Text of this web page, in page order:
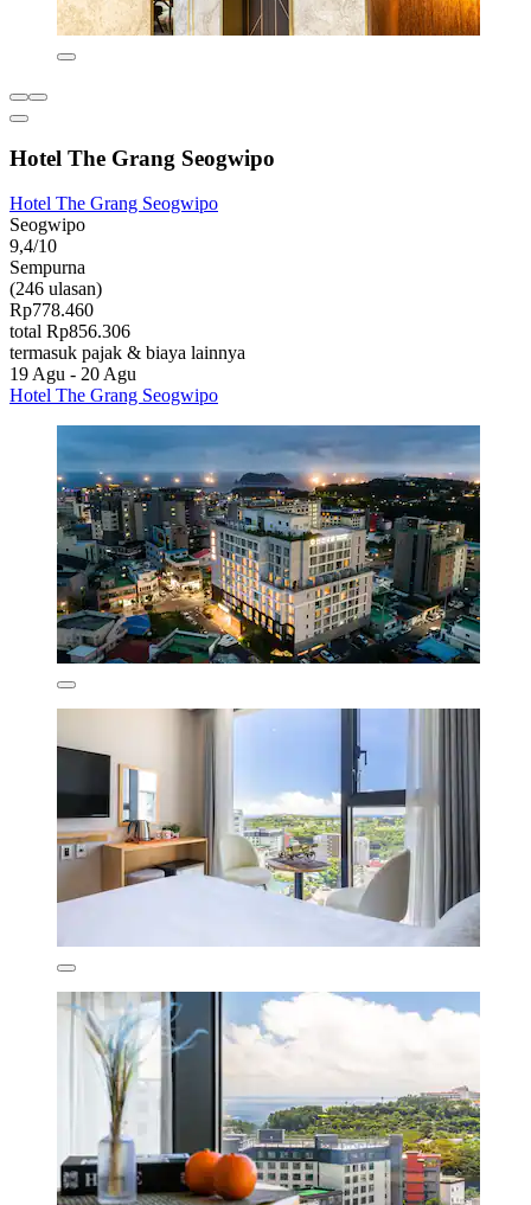
Hotel The Grang Seogwipo
Hotel The Grang Seogwipo
Seogwipo
9,4/10
Sempurna
(246 ulasan)
Rp778.460
total Rp856.306
termasuk pajak & biaya lainnya
19 Agu - 20 Agu
Hotel The Grang Seogwipo